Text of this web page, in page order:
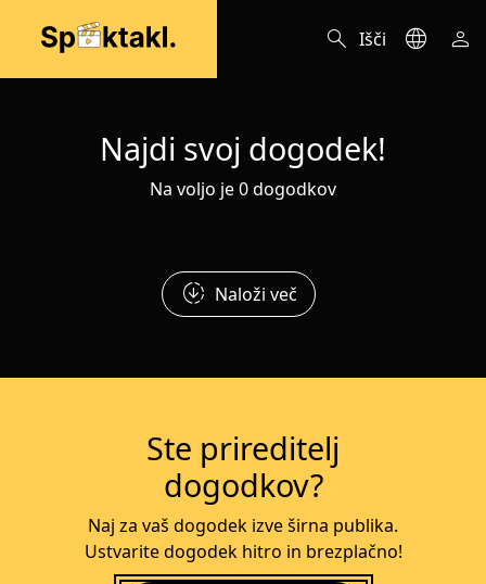
search Išči language person
Najdi svoj dogodek!
Na voljo je 0 dogodkov
downloading Naloži več
Ste prireditelj
dogodkov?
Naj za vaš dogodek izve širna publika.
Ustvarite dogodek hitro in brezplačno!